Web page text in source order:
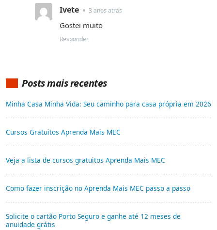
Ivete • 3 anos atrás
Gostei muito
Responder
Posts mais recentes
Minha Casa Minha Vida: Seu caminho para casa própria em 2026
Cursos Gratuitos Aprenda Mais MEC
Veja a lista de cursos gratuitos Aprenda Mais MEC
Como fazer inscrição no Aprenda Mais MEC passo a passo
Solicite o cartão Porto Seguro e ganhe até 12 meses de
anuidade grátis